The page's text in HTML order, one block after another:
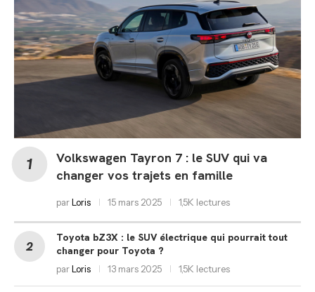
Volkswagen Tayron 7 : le SUV qui va
changer vos trajets en famille
parLoris 15 mars 2025 1,5K lectures
Toyota bZ3X : le SUV électrique qui pourrait tout
changer pour Toyota ?
parLoris 13 mars 2025 1,5K lectures